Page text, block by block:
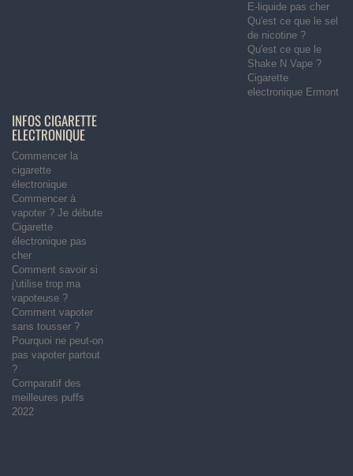
E-liquide pas cher
Qu'est ce que le sel
de nicotine ?
Qu'est ce que le
Shake N Vape ?
Cigarette
electronique Ermont
INFOS CIGARETTE
ELECTRONIQUE
Commencer la
cigarette
électronique
Commencer à
vapoter ? Je débute
Cigarette
électronique pas
cher
Comment savoir si
j'utilise trop ma
vapoteuse ?
Comment vapoter
sans tousser ?
Pourquoi ne peut-on
pas vapoter partout
?
Comparatif des
meilleures puffs
2022